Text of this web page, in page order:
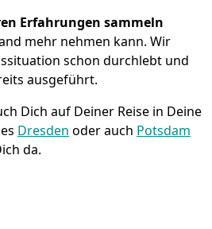
Erfahrungen sammeln
mehr nehmen kann. Wir
schon durchlebt und
ausgeführt.
Dich auf Deiner Reise in Deine
Dresden oder auch Potsdam
da.